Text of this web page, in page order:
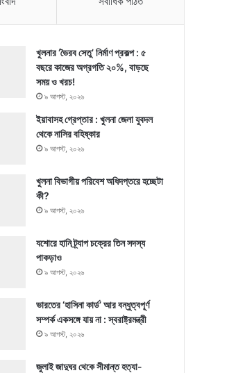
খুলনার ‘ভৈরব সেতু’ নির্মাণ প্রকল্প : ৫
বছরে কাজের অগ্রগতি ২০%, বাড়ছে
সময় ও খরচ!
৯ আগস্ট, ২০২৬
ইয়াবাসহ গ্রেপ্তার : খুলনা জেলা যুবদল
থেকে নাসির বহিষ্কার
৯ আগস্ট, ২০২৬
খুলনা বিভাগীয় পরিবেশ অধিদপ্তরে হচ্ছেটা
কী?
৯ আগস্ট, ২০২৬
যশোরে হানি ট্র্যাপ চক্রের তিন সদস্য
পাকড়াও
৯ আগস্ট, ২০২৬
ভারতের ‘হাসিনা কার্ড’ আর বন্ধুত্বপূর্ণ
সম্পর্ক একসঙ্গে যায় না : স্বরাষ্ট্রমন্ত্রী
৯ আগস্ট, ২০২৬
জুলাই জাদুঘর থেকে সীমান্ত হত্যা-